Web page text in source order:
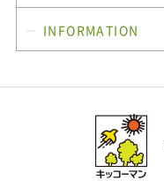
INFORMATION